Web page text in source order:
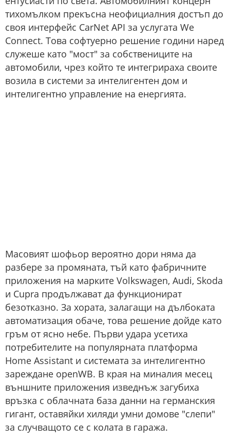
тихомълком прекъсна неофициалния достъп до
своя интерфейс CarNet API за услугата We
Connect. Това софтуерно решение години наред
служеше като "мост" за собствениците на
автомобили, чрез който те интегрираха своите
возила в системи за интелигентен дом и
интелигентно управление на енергията.
Масовият шофьор вероятно дори няма да
разбере за промяната, тъй като фабричните
приложения на марките Volkswagen, Audi, Skoda
и Cupra продължават да функционират
безотказно. За хората, залагащи на дълбоката
автоматизация обаче, това решение дойде като
гръм от ясно небе. Първи удара усетиха
потребителите на популярната платформа
Home Assistant и системата за интелигентно
зареждане openWB. В края на миналия месец
външните приложения изведнъж загубиха
връзка с облачната база данни на германския
гигант, оставяйки хиляди умни домове "слепи"
за случващото се с колата в гаража.